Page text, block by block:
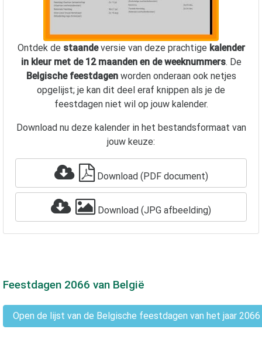
Ontdek de staandeversie van deze prachtige kalender
in kleur met de 12 maanden en de weeknummers. De
Belgische feestdagenworden onderaan ook netjes
opgelijst; je kan dit deel eraf knippen als je de
feestdagen niet wil op jouw kalender.
Download nu deze kalender in het bestandsformaat van
jouw keuze:
Download (PDF document)
Download (JPG afbeelding)
Feestdagen 2066 van België
Open de lijst van de Belgische feestdagen van het jaar 2066